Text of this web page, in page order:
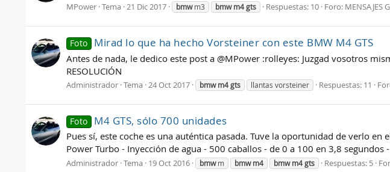
MPower Tema 21 Dic 2017 bmwm3 bmw m4gts Respuestas: 10 Foro: MENSAJES
Foto Mirad lo que ha hecho Vorsteiner con este BMW M4 GTS
Antes de nada, le dedico este post a @MPower :rolleyes: Juzgad vosotros
RESOLUCIÓN
Administrador Tema 24 Oct 2017 bmw m4gts llantas vorsteiner Respuestas: 11
Foto M4 GTS, sólo 700 unidades
Pues sí, este coche es una auténtica pasada. Tuve la oportunidad de verlo
Power Turbo - Inyección de agua - 500 caballos - de 0 a 100 en 3,8
Administrador Tema 19 Oct 2016 bmwm bmw m4 bmw m4gts Respuestas: 5